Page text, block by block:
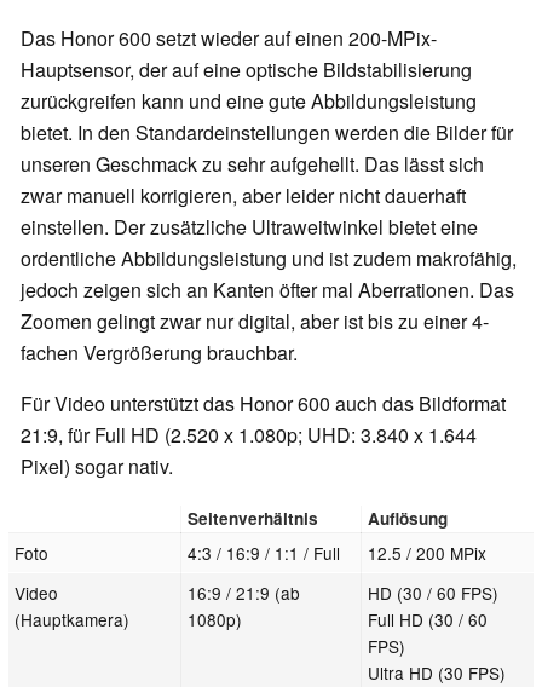
Das Honor 600 setzt wieder auf einen 200-MPix-
Hauptsensor, der auf eine optische Bildstabilisierung
zurückgreifen kann und eine gute Abbildungsleistung
bietet. In den Standardeinstellungen werden die Bilder für
unseren Geschmack zu sehr aufgehellt. Das lässt sich
zwar manuell korrigieren, aber leider nicht dauerhaft
einstellen. Der zusätzliche Ultraweitwinkel bietet eine
ordentliche Abbildungsleistung und ist zudem makrofähig,
jedoch zeigen sich an Kanten öfter mal Aberrationen. Das
Zoomen gelingt zwar nur digital, aber ist bis zu einer 4-
fachen Vergrößerung brauchbar.
Für Video unterstützt das Honor 600 auch das Bildformat
21:9, für Full HD (2.520 x 1.080p; UHD: 3.840 x 1.644
Pixel) sogar nativ.
Seitenverhältnis Auflösung
Foto 4:3 / 16:9 / 1:1 / Full
12.5 / 200 MPix
Video
(Hauptkamera)
16:9 / 21:9 (ab
1080p)
HD (30 / 60 FPS)
Full HD (30 / 60
FPS)
Ultra HD (30 FPS)